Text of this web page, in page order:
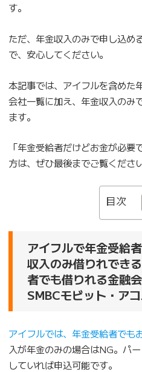
す。
ただ、年金収入のみで申し込め
で、安心してください。
本記事では、アイフルを含めた
会社一覧に加え、年金収入のみ
ます。
「年金受給者だけどお金が必
方は、ぜひ最後までご覧ください
目次
アイフルで年金受給
収入のみ借りれでき
者でも借りれる金融
SMBCモビット・ア
アイフルでは、年金受給者でも
入が年金のみの場合はNG。パ
していれば申込可能です。